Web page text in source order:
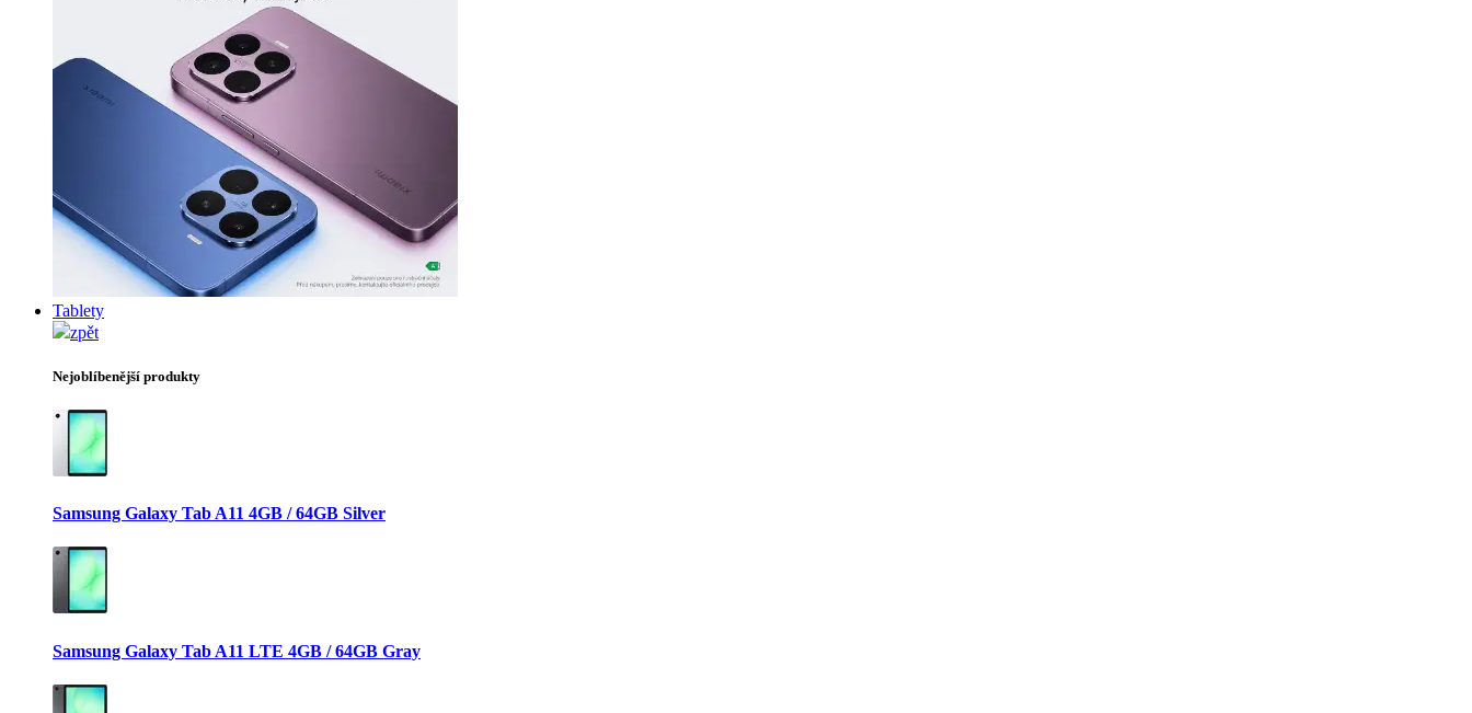
Tablety
zpět
Nejoblíbenější produkty
Samsung Galaxy Tab A11 4GB / 64GB Silver
Samsung Galaxy Tab A11 LTE 4GB / 64GB Gray